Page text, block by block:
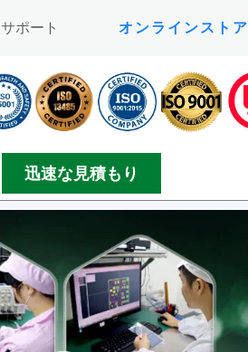
サポート オンラインストア
迅速な見積もり